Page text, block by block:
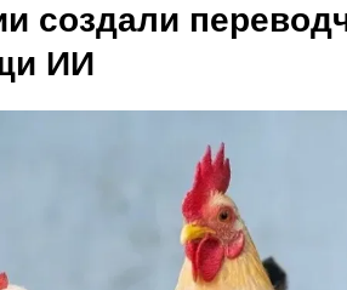
создали
ИИ